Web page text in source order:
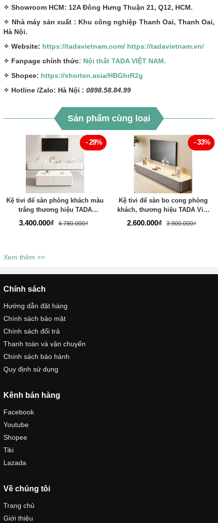
✧ Showroom HCM: 12A Đông Hưng Thuận 21, Q12, HCM.
✧ Nhà máy sản xuất : Khu công nghiệp Thanh Oai, Thanh Oai,
Hà Nội.
✧ Website: https://tadavietnam.com/ https://tadavietnam.vn/
✧ Fanpage chính thức: Nội thất TADA VIỆT NAM.
✧ Shopee: https://shorten.asia/HBGhrR2g
✧ Hotline /Zalo: Hà Nội : 0898.58.84.99
Sản phẩm cùng loại
- 29%
Kệ tivi để sàn phòng khách màu
trắng thương hiệu TADA
VIETNAM- TDTV886
3.400.000₫ 4.780.000₫
- 33%
Kệ tivi để sàn bo cong phòng
khách, thương hiệu TADA Việt
Nam TDTV04
2.600.000₫ 3.900.000₫
Xem thêm >>
Chính sách
Hướng dẫn đặt hàng
Chính sách bảo mật
Chính sách đổi trả
Thanh toán và vận chuyển
Chính sách bảo hành
Quy định sử dụng
Kênh bán hàng
Facebook
Youtube
Shopee
Tiki
Lazada
Về chúng tôi
Trang chủ
Giới thiệu